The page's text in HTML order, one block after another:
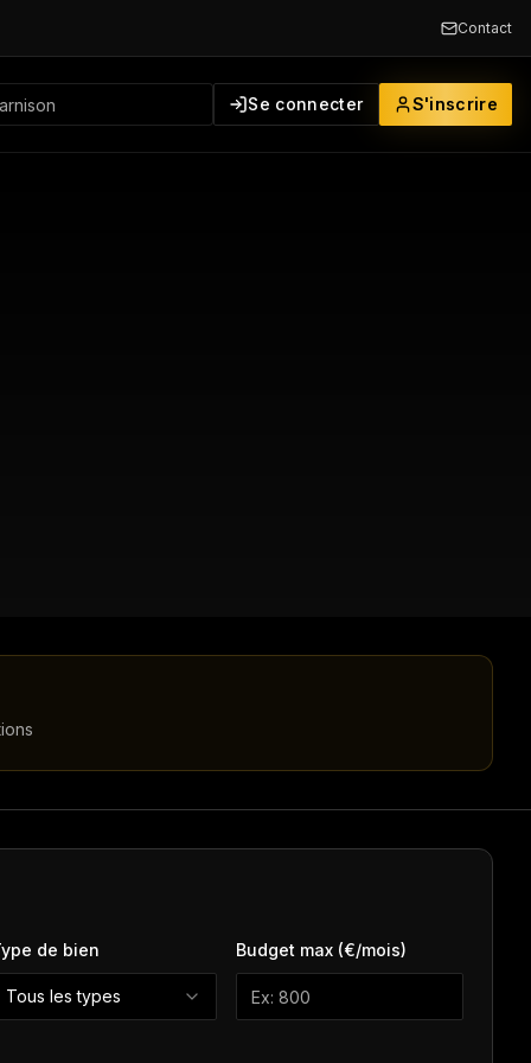
Contact
Se connecter S'inscrire
de bien
Tous les types
Budget max (€/mois)